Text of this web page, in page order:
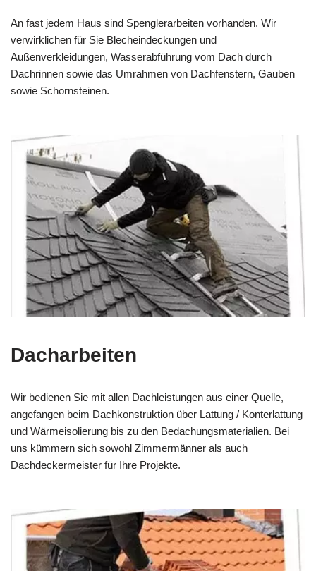
An fast jedem Haus sind Spenglerarbeiten vorhanden. Wir
verwirklichen für Sie Blecheindeckungen und
Außenverkleidungen, Wasserabführung vom Dach durch
Dachrinnen sowie das Umrahmen von Dachfenstern, Gauben
sowie Schornsteinen.
Dacharbeiten
Wir bedienen Sie mit allen Dachleistungen aus einer Quelle,
angefangen beim Dachkonstruktion über Lattung / Konterlattung
und Wärmeisolierung bis zu den Bedachungsmaterialien. Bei
uns kümmern sich sowohl Zimmermänner als auch
Dachdeckermeister für Ihre Projekte.